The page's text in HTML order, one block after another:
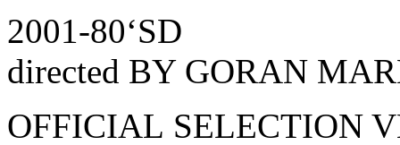
2001-80‘SD
directed BY GORAN
OFFICIAL SELECTION